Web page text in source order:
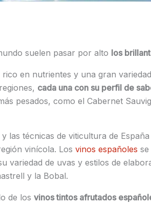
suelen pasar por alto los
en nutrientes y una gran
cada una con su perfil de
pesados, como el Cabernet
las técnicas de viticultura de España
vinícola. Los vinos españoles
variedad de uvas y estilos de
y la Bobal.
de los vinos tintos afrutados